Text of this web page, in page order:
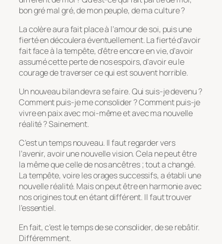
bon gré mal gré, de mon peuple, de ma culture ?
La colère aura fait place à l’amour de soi, puis une
fierté en découlera éventuellement. La fierté d’avoir
fait face à la tempête, d’être encore en vie, d’avoir
assumé cette perte de nos espoirs, d’avoir eu le
courage de traverser ce qui est souvent horrible.
Un nouveau bilan devra se faire. Qui suis-je devenu ?
Comment puis-je me consolider ? Comment puis-je
vivre en paix avec moi-même et avec ma nouvelle
réalité ? Sainement.
C’est un temps nouveau. Il faut regarder vers
l’avenir, avoir une nouvelle vision. Cela ne peut être
la même que celle de nos ancêtres ; tout a changé.
La tempête, voire les orages successifs, a établi une
nouvelle réalité. Mais on peut être en harmonie avec
nos origines tout en étant différent. Il faut trouver
l’essentiel.
En fait, c’est le temps de se consolider, de se rebâtir.
Différemment.